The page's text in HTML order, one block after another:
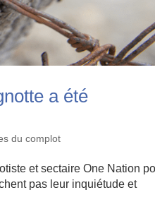
a été
du complot
et sectaire One Nation
pas leur inquiétude et